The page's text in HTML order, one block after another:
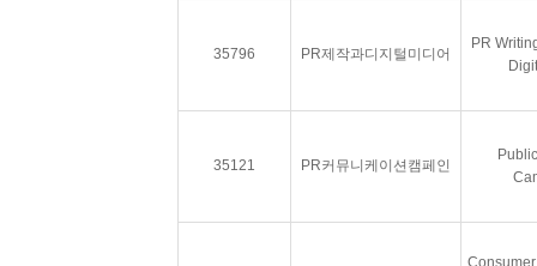
35796 PR제작과디지털미디어
PR
35121 PR커뮤니케이션캠페인